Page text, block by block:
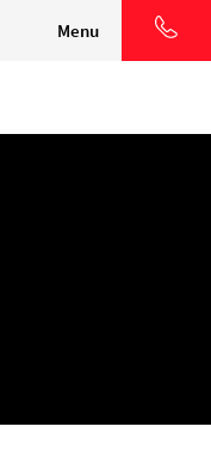
Menu